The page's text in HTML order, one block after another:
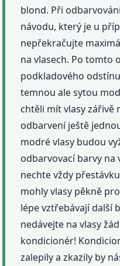
blond. Při
návodu, který je u
nepřekračujte
na vlasech. Po tomto
podkladového
temnou ale sytou
chtěli mít vlasy
odbarvení ještě
modré vlasy budou
odbarvovací barvy na
nechte vždy
mohly vlasy pěkně
lépe vztřebávají další
nedávejte na vlasy
kondicionér!
zalepily a zkazily by